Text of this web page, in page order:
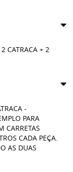
CATRACA + 2
-
PARA
CARRETAS
CADA PEÇA.
AS DUAS